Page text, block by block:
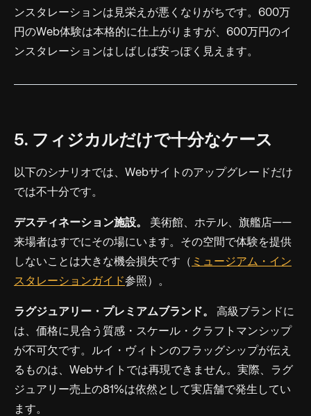
ンスタレーションは見栄えが悪くなりがちです。600万
円のWeb体験は本格的に仕上がりますが、600万円のイ
ンスタレーションはしばしば安っぽく見えます。
5. フィジカルだけで十分なケース
以下のシナリオでは、Webサイトのアップグレードだけ
では不十分です。
デスティネーション施設。
美術館、ホテル、旗艦店——
来場者はすでにその場にいます。その空間で体験を提供
しないことは大きな機会損失です（ ミュージアム・イン
スタレーションガイド 参照）。
ラグジュアリー・プレミアムブランド。
高級ブランドに
は、価格に見合う質感・スケール・クラフトマンシップ
が不可欠です。ルイ・ヴィトンのフラッグシップが伝え
るものは、Webサイトでは再現できません。実際、ラグ
ジュアリー売上の81%は依然として実店舗で発生してい
ます。